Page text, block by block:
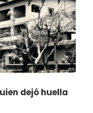
dejó huella